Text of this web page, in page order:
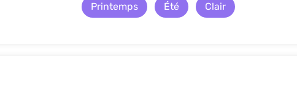
Printemps Été Clair